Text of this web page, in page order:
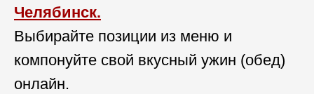
Челябинск.
Выбирайте позиции из меню и
компонуйте свой вкусный ужин (обед)
онлайн.